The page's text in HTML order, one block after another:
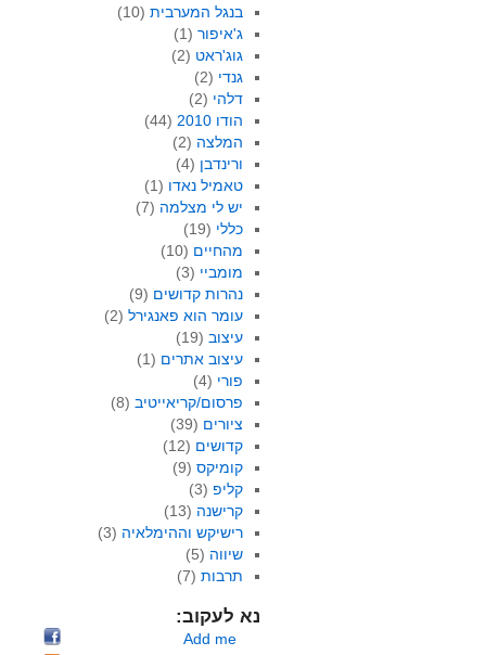
בנגל המערבית(10)
ג'איפור(1)
גוג'ראט (2)
גנדי (2)
דלהי (2)
הודו 2010
(44)
המלצה (2)
ורינדבן (4)
טאמיל נאדו (1)
יש לי מצלמה (7)
כללי (19)
מהחיים (10)
מומביי (3)
נהרות קדושים (9)
עומר הוא פאנגירל(2)
עיצוב(19)
עיצוב אתרים (1)
פורי (4)
פרסום/קריאייטיב(8)
ציורים (39)
קדושים (12)
קומיקס(9)
קליפ (3)
קרישנה (13)
רישיקש וההימלאיה (3)
שיווה (5)
תרבות(7)
נא לעקוב:
Add me